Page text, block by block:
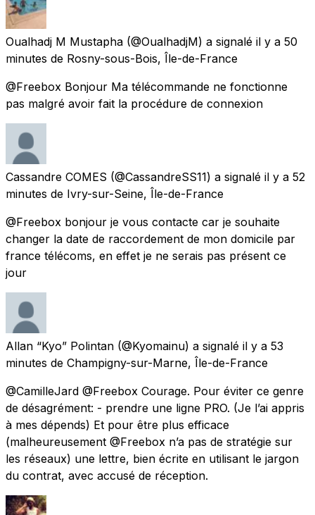
Oualhadj M Mustapha (@OualhadjM) a signalé il y a 50
minutes de Rosny-sous-Bois, Île-de-France
@Freebox Bonjour Ma télécommande ne fonctionne
pas malgré avoir fait la procédure de connexion
Cassandre COMES (@CassandreSS11) a signalé il y a 52
minutes de Ivry-sur-Seine, Île-de-France
@Freebox bonjour je vous contacte car je souhaite
changer la date de raccordement de mon domicile par
france télécoms, en effet je ne serais pas présent ce
jour
Allan “Kyo” Polintan (@Kyomainu) a signalé il y a 53
minutes de Champigny-sur-Marne, Île-de-France
@CamilleJard @Freebox Courage. Pour éviter ce genre
de désagrément: - prendre une ligne PRO. (Je l’ai appris
à mes dépends) Et pour être plus efficace
(malheureusement @Freebox n’a pas de stratégie sur
les réseaux) une lettre, bien écrite en utilisant le jargon
du contrat, avec accusé de réception.